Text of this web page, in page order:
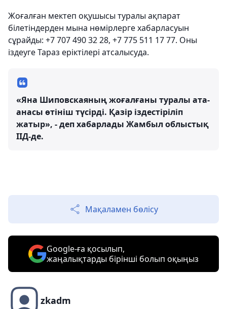
Жоғалған мектеп оқушысы туралы ақпарат
білетіндерден мына нөмірлерге хабарласуын
сұрайды: +7 707 490 32 28, +7 775 511 17 77. Оны
іздеуге Тараз еріктілері атсалысуда.
«Яна Шиповскаяның жоғалғаны туралы ата-
анасы өтініш түсірді. Қазір іздестіріліп
жатыр», - деп хабарлады Жамбыл облыстық
ІІД-де.
Мақаламен бөлісу
Google-ға қосылып,
жаңалықтарды бірінші болып оқыңыз
zkadm